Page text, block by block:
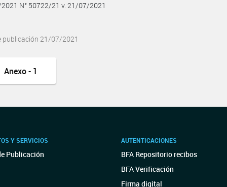
N° 50722/21 v. 21/07/2021
publicación 21/07/2021
Anexo - 1
Y SERVICIOS
Publicación
AUTENTICACIONES
BFA Repositorio recibos
BFA Verificación
Firma digital